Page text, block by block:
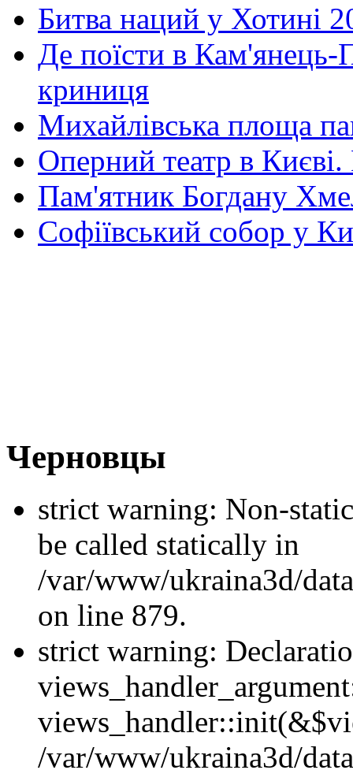
Битва наций у Хотині
Де поїсти в Кам'янець-
криниця
Михайлівська площа
Оперний театр в
Пам'ятник Богдану
Софіївський собор у
Черновцы
strict warning: Non-
be called statically in
/var/www/ukraina3d/
on line 879.
strict warning:
/var/www/ukraina3d/